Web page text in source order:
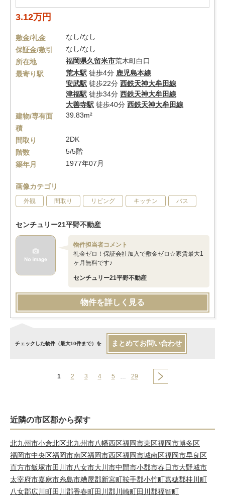
3.12万円
敷金/礼金
なし/なし
保証金/敷引
なし/なし
所在地
福岡県久留米市荒木町白口
最寄り駅
荒木駅 徒歩4分 鹿児島本線
安武駅 徒歩22分 西鉄天神大牟田線
津福駅 徒歩34分 西鉄天神大牟田線
大善寺駅 徒歩40分 西鉄天神大牟田線
建物/専有面
積
39.83m²
間取り
2DK
階数
5/5階
築年月
1977年07月
画像カテゴリ
外観 間取り リビング キッチン バス
センチュリー21平野不動産
物件担当者コメント
礼金ゼロ！保証会社加入で敷金ゼロ☆家賃最大1
ヶ月無料です♪
センチュリー21平野不動産
物件を詳しく見る
チェックした物件（最大10件まで）を まとめてお問い合わせ
1 2 3 4 5 … 29
近隣の市区郡から探す
北九州市小倉北区北九州市八幡西区福岡市東区福岡市博多区
福岡市中央区福岡市南区福岡市西区福岡市城南区福岡市早良区
直方市飯塚市田川市八女市大川市中間市小郡市春日市大野城市
太宰府市嘉麻市糸島市糟屋郡新宮町鞍手郡小竹町嘉穂郡桂川町
八女郡広川町田川郡香春町田川郡川崎町田川郡福智町